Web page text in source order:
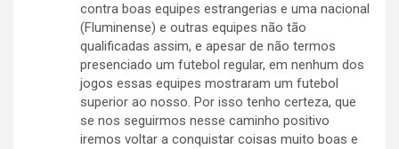
contra boas equipes estrangerias e uma nacional
(Fluminense) e outras equipes não tão
qualificadas assim, e apesar de não termos
presenciado um futebol regular, em nenhum dos
jogos essas equipes mostraram um futebol
superior ao nosso. Por isso tenho certeza, que
se nos seguirmos nesse caminho positivo
iremos voltar a conquistar coisas muito boas e